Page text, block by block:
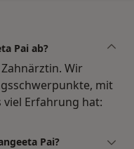
Pai ab?
Wir
mit
viel Erfahrung hat:
Pai?